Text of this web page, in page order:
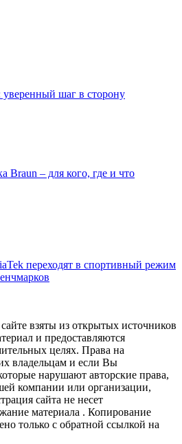
уверенный шаг в сторону
Braun – для кого, где и что
переходят в спортивный режим
взяты из открытых источников
и предоставляются
целях. Права на
владельцам и если Вы
нарушают авторские права,
компании или организации,
сайта не несет
материала . Копирование
только с обратной ссылкой на